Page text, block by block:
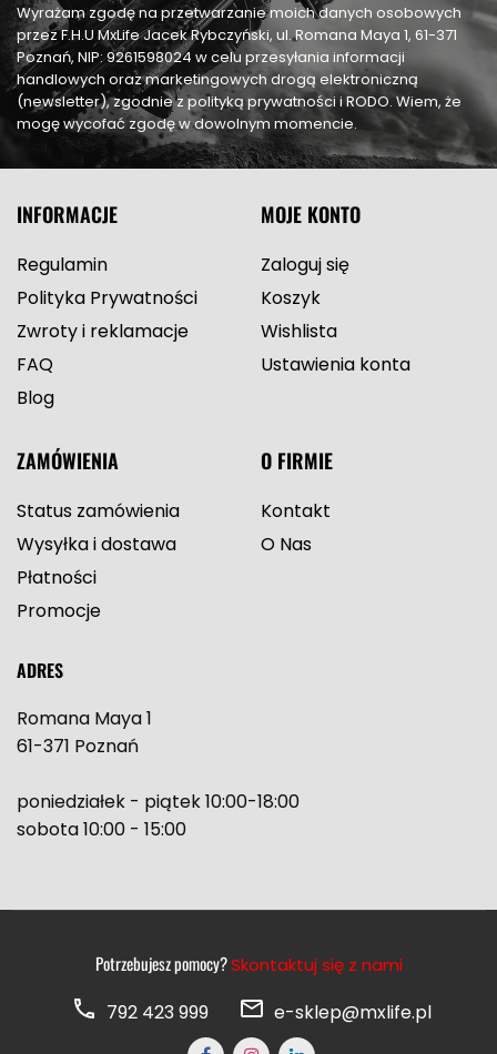
Wyrażam zgodę na przetwarzanie moich danych osobowych
przez F.H.U MxLife Jacek Rybczyński, ul. Romana Maya 1, 61-371
Poznań, NIP: 9261598024 w celu przesyłania informacji
handlowych oraz marketingowych drogą elektroniczną
(newsletter), zgodnie z polityką prywatności i RODO. Wiem, że
mogę wycofać zgodę w dowolnym momencie.
INFORMACJE
Regulamin
Polityka Prywatności
Zwroty i reklamacje
FAQ
Blog
MOJE KONTO
Zaloguj się
Koszyk
Wishlista
Ustawienia konta
ZAMÓWIENIA
Status zamówienia
Wysyłka i dostawa
Płatności
Promocje
O FIRMIE
Kontakt
O Nas
ADRES
Romana Maya 1
61-371 Poznań
poniedziałek - piątek 10:00-18:00
sobota 10:00 - 15:00
Potrzebujesz pomocy?Skontaktuj się z nami
792 423 999 e-sklep@mxlife.pl